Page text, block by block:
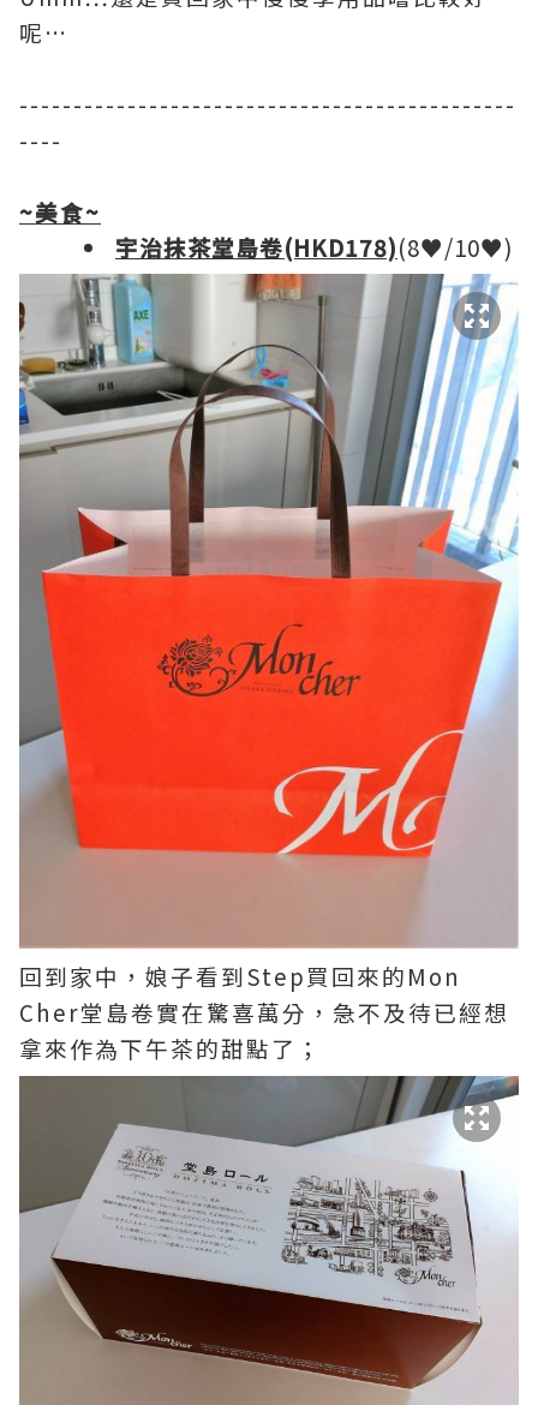
呢…
----------------------------------------------
----
~美食~
宇治抹茶堂島卷(HKD178)(8♥/10♥)
回到家中，娘子看到Step買回來的Mon
Cher堂島卷實在驚喜萬分，急不及待已經想
拿來作為下午茶的甜點了；